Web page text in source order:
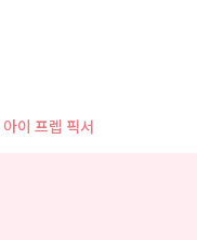
아이 프렙 픽서